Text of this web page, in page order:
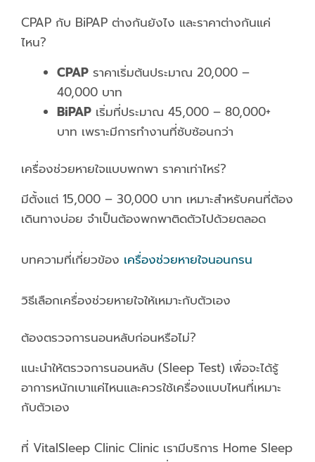
CPAP กับ BiPAP ต่างกันยังไง และราคาต่างกันแค่
ไหน?
CPAP ราคาเริ่มต้นประมาณ 20,000 –
40,000 บาท
BiPAP เริ่มที่ประมาณ 45,000 – 80,000+
บาท เพราะมีการทำงานที่ซับซ้อนกว่า
เครื่องช่วยหายใจแบบพกพา ราคาเท่าไหร่?
มีตั้งแต่ 15,000 – 30,000 บาท เหมาะสำหรับคนที่ต้อง
เดินทางบ่อย จำเป็นต้องพกพาติดตัวไปด้วยตลอด
บทความที่เกี่ยวข้อง เครื่องช่วยหายใจนอนกรน
วิธีเลือกเครื่องช่วยหายใจให้เหมาะกับตัวเอง
ต้องตรวจการนอนหลับก่อนหรือไม่?
แนะนำให้ตรวจการนอนหลับ (Sleep Test) เพื่อจะได้รู้
อาการหนักเบาแค่ไหนและควรใช้เครื่องแบบไหนที่เหมาะ
กับตัวเอง
ที่ VitalSleep Clinic Clinic เรามีบริการ Home Sleep